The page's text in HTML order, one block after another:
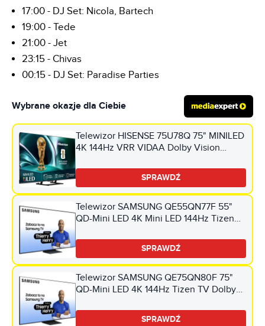
17:00 - DJ Set: Nicola, Bartech
19:00 - Tede
21:00 - Jet
23:15 - Chivas
00:15 - DJ Set: Paradise Parties
Wybrane okazje dla Ciebie
Telewizor HISENSE 75U78Q 75" MINILED
4K 144Hz VRR VIDAA Dolby Vision
SPRAWDŹ
Telewizor SAMSUNG QE55QN77F 55"
QD-Mini LED 4K Mini LED 144Hz Tizen
SPRAWDŹ
Telewizor SAMSUNG QE75QN80F 75"
QD-Mini LED 4K 144Hz Tizen TV Dolby
SPRAWDŹ